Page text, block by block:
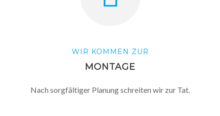
WIR KOMMEN ZUR
MONTAGE
Nach sorgfältiger Planung schreiten wir zur Tat.